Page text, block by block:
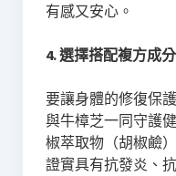
有感又安心。
4. 選擇搭配複方成
要讓身體的修復保
與牛樟芝一同守護
椒萃取物（胡椒鹼
證實具有抗發炎、